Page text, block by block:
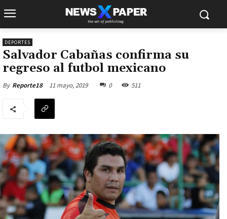
DEPORTES
Salvador Cabañas confirma su
regreso al futbol mexicano
By Reporte18 11 mayo, 2019 0 511